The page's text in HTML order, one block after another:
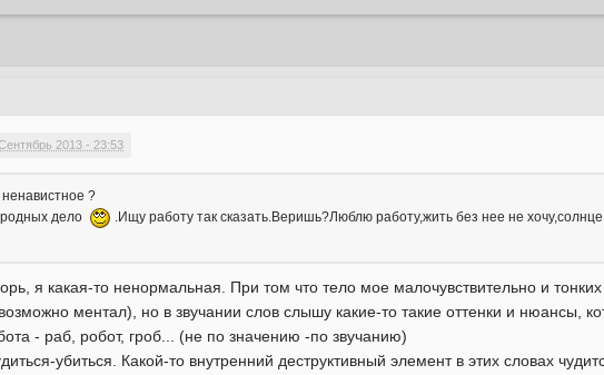
2013 - 23:53
?
дело
.Ищу работу так сказать.Веришь?Люблю работу,жить без нее не
я какая-то ненормальная. При том что тело мое малочувствительно и
ментал), но в звучании слов слышу какие-то такие оттенки и нюансы,
- раб, робот, гроб... (не по значению -по звучанию)
убиться. Какой-то внутренний деструктивный элемент в этих словах